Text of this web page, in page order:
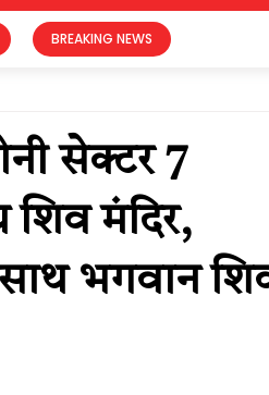
BREAKING NEWS
सेक्टर 7
शिव मंदिर,
भगवान